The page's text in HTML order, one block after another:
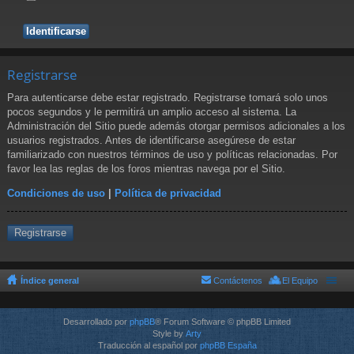
Registrarse
Para autenticarse debe estar registrado. Registrarse tomará solo unos
pocos segundos y le permitirá un amplio acceso al sistema. La
Administración del Sitio puede además otorgar permisos adicionales a los
usuarios registrados. Antes de identificarse asegúrese de estar
familiarizado con nuestros términos de uso y políticas relacionadas. Por
favor lea las reglas de los foros mientras navega por el Sitio.
Condiciones de uso | Política de privacidad
Registrarse
Índice general El Equipo
Contáctenos
Desarrollado por phpBB® Forum Software © phpBB Limited
Style by Arty
Traducción al español por phpBB España